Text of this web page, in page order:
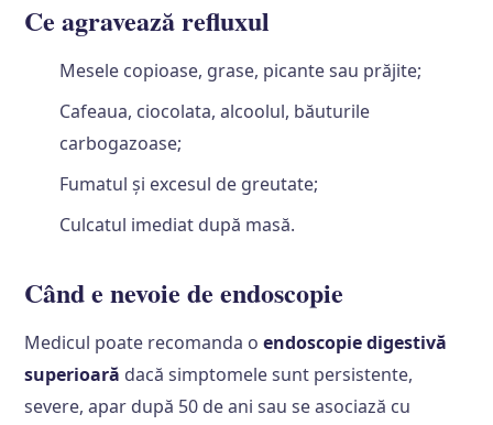
Ce agravează refluxul
Mesele copioase, grase, picante sau prăjite;
Cafeaua, ciocolata, alcoolul, băuturile
carbogazoase;
Fumatul și excesul de greutate;
Culcatul imediat după masă.
Când e nevoie de endoscopie
Medicul poate recomanda oendoscopie digestivă
superioară dacă simptomele sunt persistente,
severe, apar după 50 de ani sau se asociază cu